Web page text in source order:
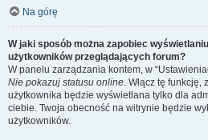
Na górę
W jaki sposób można zapobiec
użytkowników przeglądających forum?
W panelu zarządzania kontem, w
Nie pokazuj statusu online. Włącz tę funkcję,
użytkownika będzie wyświetlana tylko dla
ciebie. Twoja obecność na witrynie będzie
użytkowników.